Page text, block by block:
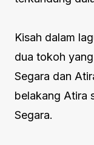
Kisah dalam
dua tokoh
Segara dan
belakang Atira
Segara.